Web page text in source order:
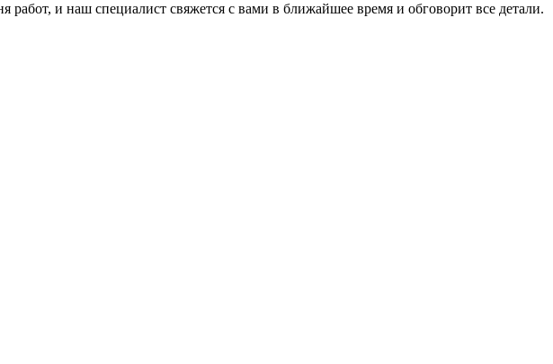
работ, и наш специалист свяжется с вами в ближайшее время и обговорит все детали.